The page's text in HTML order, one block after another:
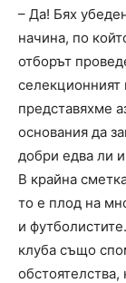
– Да! Бях
начина, по
отборът
селекционният
представяхме
основания да
добри едва ли
В крайна
то е плод на
и
клуба също
обстоятелства,